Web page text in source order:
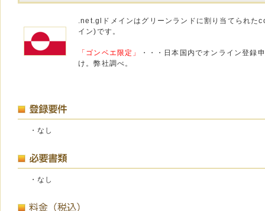
.net.glドメインはグリーンランドに割り当てられた
イン)です。
「ゴンベエ限定」
・・・日本国内でオンライン登録
け。弊社調べ。
・なし
・なし